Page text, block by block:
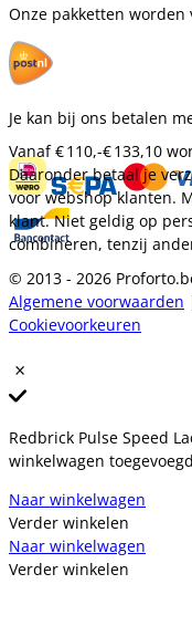
Onze pakketten
Je kan bij ons betalen
Vanaf€ 110,-€ 133,10
Daaronder betaal je
voor webshop klanten.
klant. Niet geldig op
combineren, tenzij
© 2013 - 2026
Algemene voorwaarden
Cookievoorkeuren
Redbrick Pulse Speed
winkelwagen
Naar winkelwagen
Verder winkelen
Naar winkelwagen
Verder winkelen